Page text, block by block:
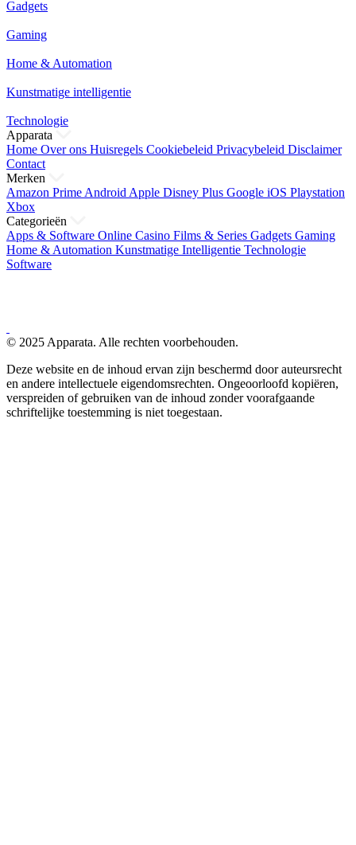
Gadgets
Gaming
Home & Automation
Kunstmatige intelligentie
Technologie
Apparata
Home Over ons Huisregels Cookiebeleid Privacybeleid Disclaimer
Contact
Merken
Amazon Prime Android Apple Disney Plus Google iOS Playstation
Xbox
Categorieën
Apps & Software Online Casino Films & Series Gadgets Gaming
Home & Automation Kunstmatige Intelligentie Technologie
Software
© 2025 Apparata. Alle rechten voorbehouden.
Deze website en de inhoud ervan zijn beschermd door auteursrecht
en andere intellectuele eigendomsrechten. Ongeoorloofd kopiëren,
verspreiden of gebruiken van de inhoud zonder voorafgaande
schriftelijke toestemming is niet toegestaan.